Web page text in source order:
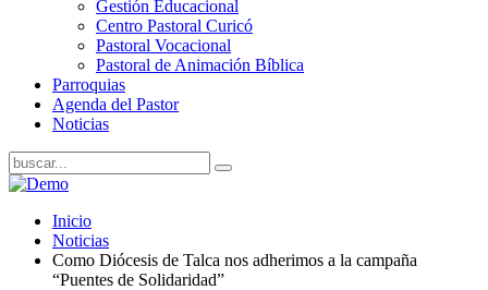
Gestión Educacional
Centro Pastoral Curicó
Pastoral Vocacional
Pastoral de Animación Bíblica
Parroquias
Agenda del Pastor
Noticias
Inicio
Noticias
Como Diócesis de Talca nos adherimos a la campaña
“Puentes de Solidaridad”